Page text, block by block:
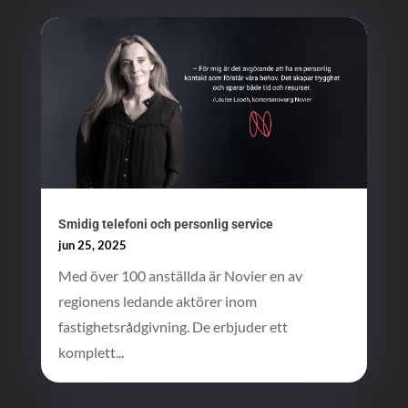
Smidig telefoni och personlig service
jun 25, 2025
Med över 100 anställda är Novier en av
regionens ledande aktörer inom
fastighetsrådgivning. De erbjuder ett
komplett...